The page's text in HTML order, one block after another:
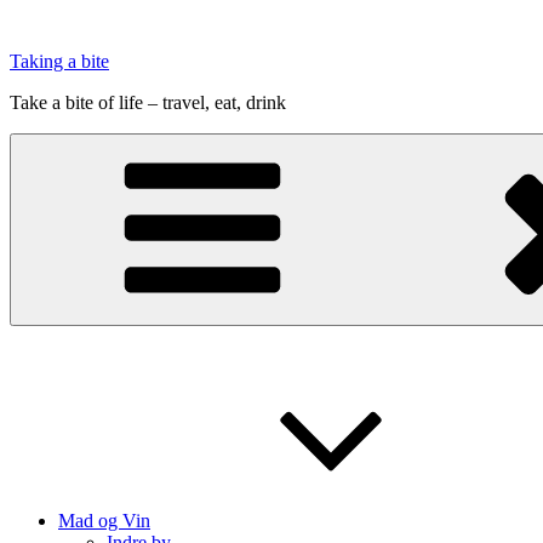
indhold
Taking a bite
Take a bite of life – travel, eat, drink
Mad og Vin